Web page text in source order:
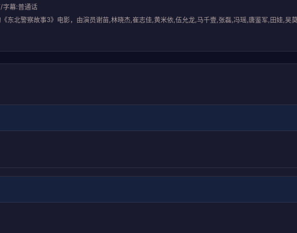
字幕:普通话
东北警察故事3》电影，由演员谢苗,林晓杰,崔志佳,黄米依,伍允龙,马千壹,张磊,冯瑶,唐鉴军,田娃,